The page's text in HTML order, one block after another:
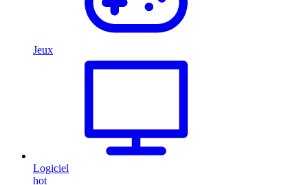
Jeux
Logiciel
hot